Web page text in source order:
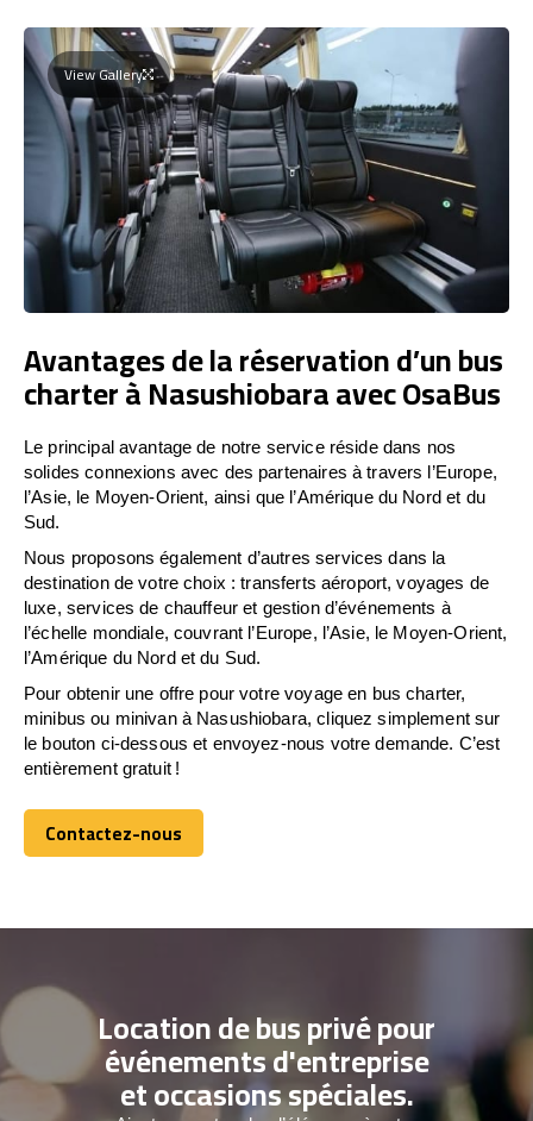
View Gallery
Avantages de la réservation d’un bus
charter à Nasushiobara avec OsaBus
Le principal avantage de notre service réside dans nos
solides connexions avec des partenaires à travers l’Europe,
l’Asie, le Moyen-Orient, ainsi que l’Amérique du Nord et du
Sud.
Nous proposons également d’autres services dans la
destination de votre choix : transferts aéroport, voyages de
luxe, services de chauffeur et gestion d’événements à
l’échelle mondiale, couvrant l’Europe, l’Asie, le Moyen-Orient,
l’Amérique du Nord et du Sud.
Pour obtenir une offre pour votre voyage en bus charter,
minibus ou minivan à Nasushiobara, cliquez simplement sur
le bouton ci-dessous et envoyez-nous votre demande. C’est
entièrement gratuit !
Contactez-nous
Contactez-nous
Location de bus privé pour
événements d'entreprise
et occasions spéciales.